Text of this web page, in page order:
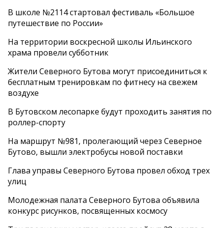
В школе №2114 стартовал фестиваль «Большое
путешествие по России»
На территории воскресной школы Ильинского
храма провели субботник
Жители Северного Бутова могут присоединиться к
бесплатным тренировкам по фитнесу на свежем
воздухе
В Бутовском лесопарке будут проходить занятия по
роллер-спорту
На маршрут №981, пролегающий через Северное
Бутово, вышли электробусы новой поставки
Глава управы Северного Бутова провел обход трех
улиц
Молодежная палата Северного Бутова объявила
конкурс рисунков, посвященных космосу